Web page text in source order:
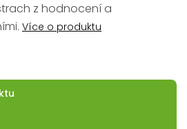
z hodnocení a
Více o produktu